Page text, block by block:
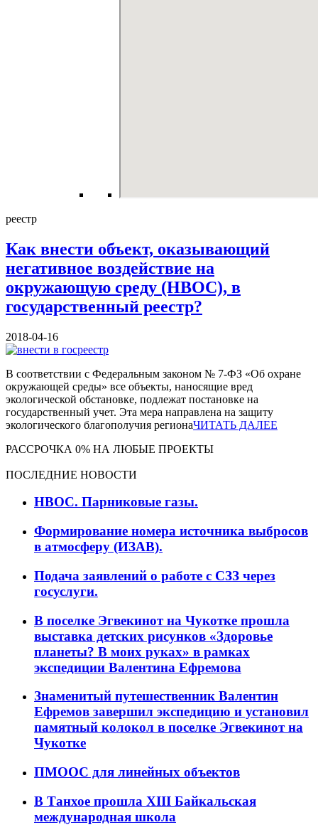
реестр
Как внести объект, оказывающий
негативное воздействие на
окружающую среду (НВОС), в
государственный реестр?
2018-04-16
В соответствии с Федеральным законом № 7-ФЗ «Об охране
окружающей среды» все объекты, наносящие вред
экологической обстановке, подлежат постановке на
государственный учет. Эта мера направлена на защиту
экологического благополучия регионаЧИТАТЬ ДАЛЕЕ
РАССРОЧКА 0% НА ЛЮБЫЕ ПРОЕКТЫ
ПОСЛЕДНИЕ НОВОСТИ
НВОС. Парниковые газы.
Формирование номера источника выбросов
в атмосферу (ИЗАВ).
Подача заявлений о работе с СЗЗ через
госуслуги.
В поселке Эгвекинот на Чукотке прошла
выставка детских рисунков «Здоровье
планеты? В моих руках» в рамках
экспедиции Валентина Ефремова
Знаменитый путешественник Валентин
Ефремов завершил экспедицию и установил
памятный колокол в поселке Эгвекинот на
Чукотке
ПМООС для линейных объектов
В Танхое прошла XIII Байкальская
международная школа